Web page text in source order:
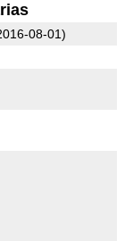
08-01)